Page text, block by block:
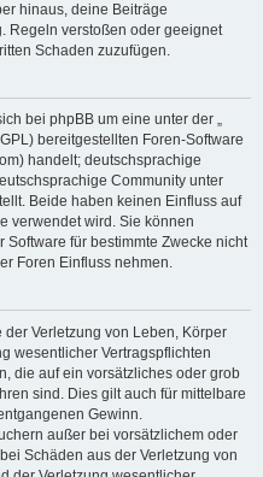
hinaus, deine Beiträge
Regeln verstoßen oder geeignet
Schaden zuzufügen.
bei phpBB um eine unter der „
bereitgestellten Foren-Software
handelt; deutschsprachige
Community unter
Beide haben keinen Einfluss auf
verwendet wird. Sie können
für bestimmte Zwecke nicht
Foren Einfluss nehmen.
der Verletzung von Leben, Körper
wesentlicher Vertragspflichten
die auf ein vorsätzliches oder grob
sind. Dies gilt auch für mittelbare
Gewinn.
außer bei vorsätzlichem oder
Schäden aus der Verletzung von